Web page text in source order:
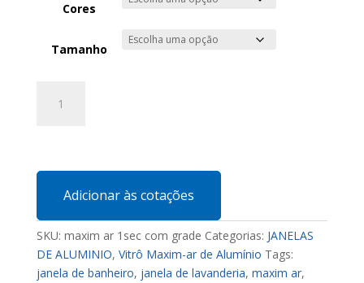
Cores
Tamanho
quantidade
Adicionar às cotações
SKU: maxim ar 1sec com grade Categorias: JANELAS
DE ALUMINIO, Vitrô Maxim-ar de Alumínio Tags:
janela de banheiro, janela de lavanderia, maxim ar,